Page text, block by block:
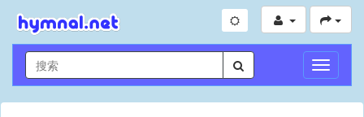
切
换
导